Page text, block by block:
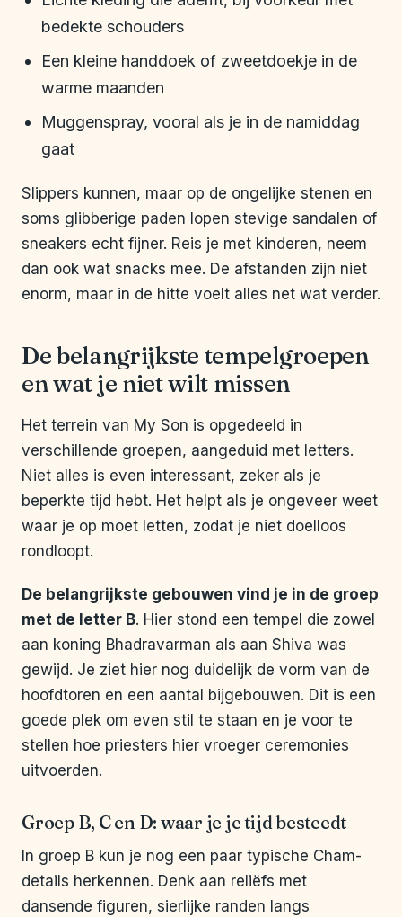
bedekte schouders
Een kleine handdoek of zweetdoekje in de
warme maanden
Muggenspray, vooral als je in de namiddag
gaat
Slippers kunnen, maar op de ongelijke stenen en
soms glibberige paden lopen stevige sandalen of
sneakers echt fijner. Reis je met kinderen, neem
dan ook wat snacks mee. De afstanden zijn niet
enorm, maar in de hitte voelt alles net wat verder.
De belangrijkste tempelgroepen
en wat je niet wilt missen
Het terrein van My Son is opgedeeld in
verschillende groepen, aangeduid met letters.
Niet alles is even interessant, zeker als je
beperkte tijd hebt. Het helpt als je ongeveer weet
waar je op moet letten, zodat je niet doelloos
rondloopt.
De belangrijkste gebouwen vind je in de groep
met de letter B. Hier stond een tempel die zowel
aan koning Bhadravarman als aan Shiva was
gewijd. Je ziet hier nog duidelijk de vorm van de
hoofdtoren en een aantal bijgebouwen. Dit is een
goede plek om even stil te staan en je voor te
stellen hoe priesters hier vroeger ceremonies
uitvoerden.
Groep B, C en D: waar je je tijd besteedt
In groep B kun je nog een paar typische Cham-
details herkennen. Denk aan reliëfs met
dansende figuren, sierlijke randen langs